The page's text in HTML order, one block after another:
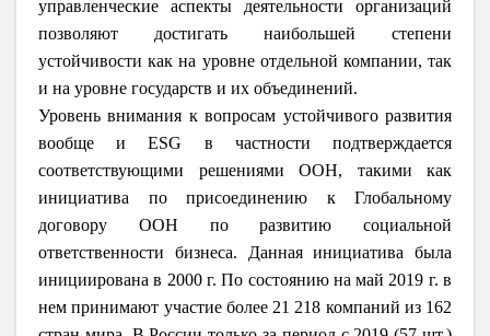
управленческие аспекты деятельности организаций
позволяют достигать наибольшей степени
устойчивости как на уровне отдельной компании, так
и на уровне государств и их объединений.
Уровень внимания к вопросам устойчивого развития
вообще и ESG в частности подтверждается
соответствующими решениями ООН, такими как
инициатива по присоединению к Глобальному
договору ООН по развитию социальной
ответственности бизнеса. Данная инициатива была
инициирована в 2000 г. По состоянию на май 2019 г. в
нем принимают участие более 21 218 компаний из 162